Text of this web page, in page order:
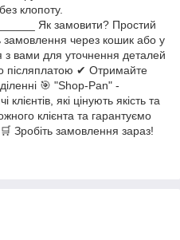
клопоту.
Як замовити? Простий
через кошик або у
вами для уточнення деталей
післяплатою ✔ Отримайте
🎯 "Shop-Pan" -
які цінують якість та
клієнта та гарантуємо
Зробіть замовлення зараз!